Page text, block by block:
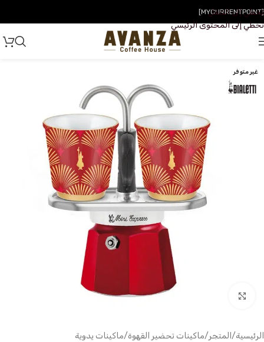
تخطي إلى التنقل
تخطي إلى المحتوى الرئيسي
[MYCURRENTPOINT]
غير متوفر
الرئيسية/ المتجر/ماكينات تحضير القهوة/ماكينات يدوية